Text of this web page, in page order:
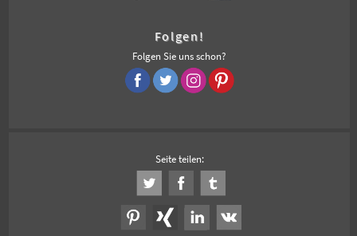
Folgen!
Folgen Sie uns schon?
Seite teilen: